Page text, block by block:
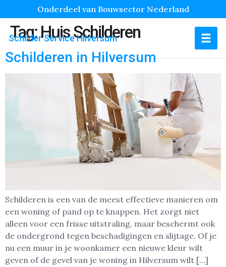
Onderdeel van Bouwsector Nederland
Schilder Service Hilversum
Tag:Huis Schilderen
Schilderen in Hilversum
Schilderen is een van de meest effectieve manieren om
een woning of pand op te knappen. Het zorgt niet
alleen voor een frisse uitstraling, maar beschermt ook
de ondergrond tegen beschadigingen en slijtage. Of je
nu een muur in je woonkamer een nieuwe kleur wilt
geven of de gevel van je woning in Hilversum wilt […]